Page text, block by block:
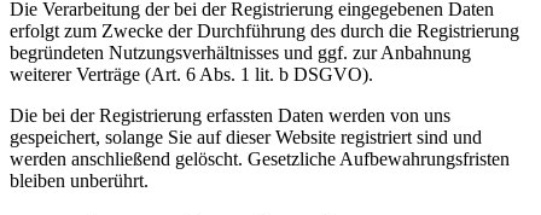
Die Verarbeitung der bei der Registrierung eingegebenen Daten
erfolgt zum Zwecke der Durchführung des durch die Registrierung
begründeten Nutzungsverhältnisses und ggf. zur Anbahnung
weiterer Verträge (Art. 6 Abs. 1 lit. b DSGVO).
Die bei der Registrierung erfassten Daten werden von uns
gespeichert, solange Sie auf dieser Website registriert sind und
werden anschließend gelöscht. Gesetzliche Aufbewahrungsfristen
bleiben unberührt.